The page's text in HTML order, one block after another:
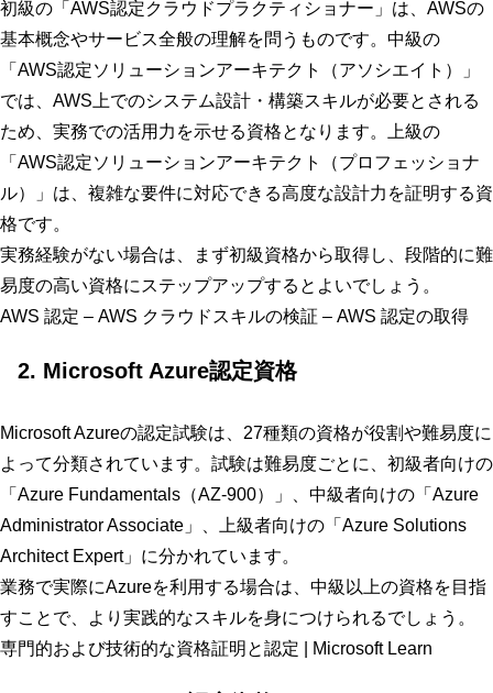
初級の「AWS認定クラウドプラクティショナー」は、AWSの
基本概念やサービス全般の理解を問うものです。中級の
「AWS認定ソリューションアーキテクト（アソシエイト）」
では、AWS上でのシステム設計・構築スキルが必要とされる
ため、実務での活用力を示せる資格となります。上級の
「AWS認定ソリューションアーキテクト（プロフェッショナ
ル）」は、複雑な要件に対応できる高度な設計力を証明する資
格です。
実務経験がない場合は、まず初級資格から取得し、段階的に難
易度の高い資格にステップアップするとよいでしょう。
AWS 認定 – AWS クラウドスキルの検証 – AWS 認定の取得
2. Microsoft Azure認定資格
Microsoft Azureの認定試験は、27種類の資格が役割や難易度に
よって分類されています。試験は難易度ごとに、初級者向けの
「Azure Fundamentals（AZ-900）」、中級者向けの「Azure
Administrator Associate」、上級者向けの「Azure Solutions
Architect Expert」に分かれています。
業務で実際にAzureを利用する場合は、中級以上の資格を目指
すことで、より実践的なスキルを身につけられるでしょう。
専門的および技術的な資格証明と認定 | Microsoft Learn